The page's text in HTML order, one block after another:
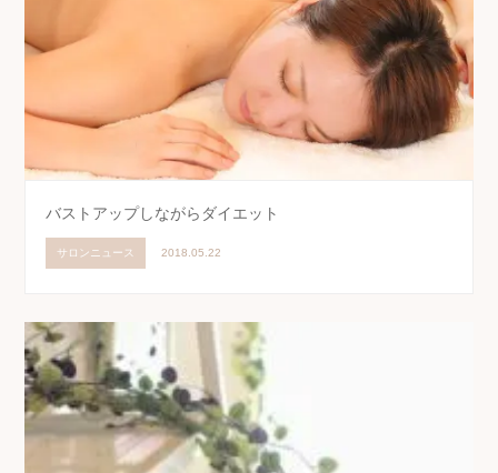
バストアップしながらダイエット
サロンニュース 2018.05.22